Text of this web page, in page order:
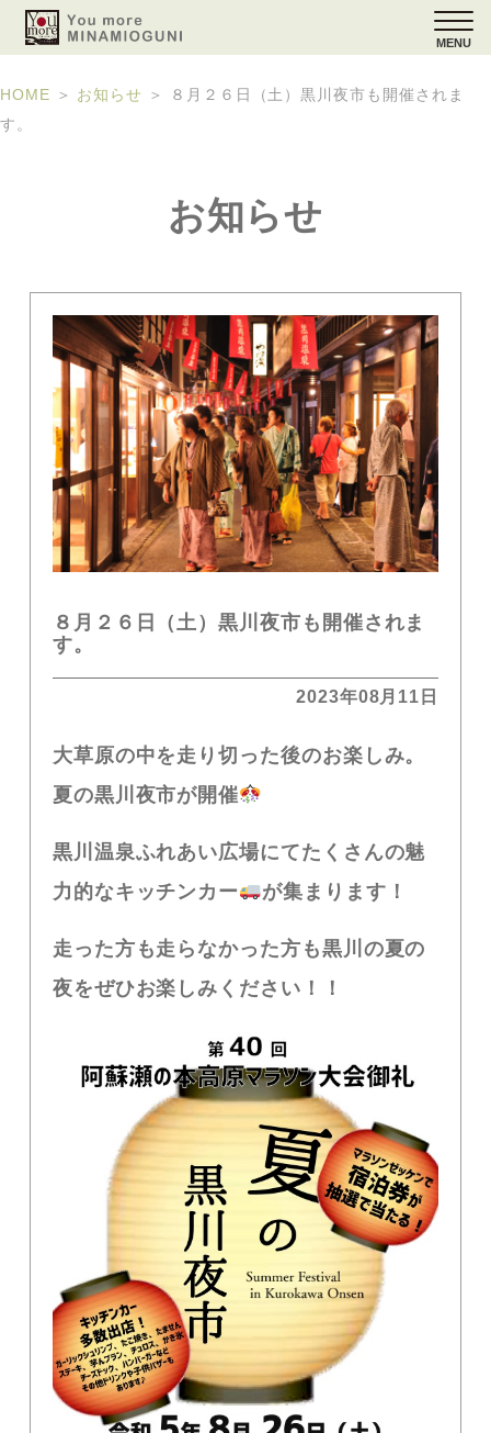
MENU
HOME ＞ お知らせ ＞
８月２６日（土）黒川夜市も開催されま
す。
お知らせ
８月２６日（土）黒川夜市も開催されま
す。
2023年08月11日
大草原の中を走り切った後のお楽しみ。
夏の黒川夜市が開催
黒川温泉ふれあい広場にてたくさんの魅
力的なキッチンカー
が集まります！
走った方も走らなかった方も黒川の夏の
夜をぜひお楽しみください！！